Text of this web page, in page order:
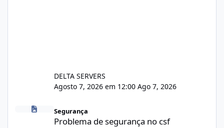
DELTA SERVERS
Agosto 7, 2026 em 12:00 Ago 7, 2026
Problema de segurança no csf
Segurança
Problema de segurança no csf